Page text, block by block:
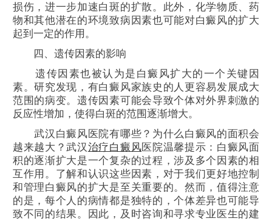
损伤，进一步加速白斑的扩散。此外，化学物质、药
物和其他潜在的环境致病因素也可能对白癜风的扩大
起到一定的作用。
四、遗传因素的影响
遗传因素也被认为是白癜风扩大的一个关键因
素。研究发现，有白癜风家族史的人更容易发展成大
范围的病变。遗传因素可能会导致个体对外界刺激的
反应性增加，使得白斑的范围逐渐增大。
武汉白癜风医院有哪些？为什么白癜风的面积会
越来越大？武汉治疗白癜风医院温馨提示：白癜风面
积的逐渐扩大是一个复杂的过程，涉及多个因素的相
互作用。了解和认识这些因素，对于我们更好地控制
和管理白癜风的扩大是至关重要的。然而，值得注意
的是，每个人的病情都是独特的，个体差异也可能导
致不同的结果。因此，及时咨询和寻求专业医生的建